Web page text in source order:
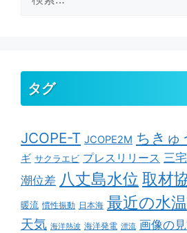
索:
タグ
JCOPE-T JCOPE2M ちきゅ
ギ サクラエビ プレスリリース 三
潮位差 八丈島水位 取材
暖流 慣性振動 日本海 最近の水
天気 海洋熱波 海洋発電 漂流 画像の